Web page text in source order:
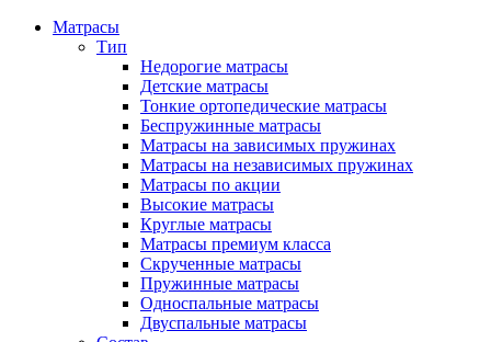
Матрасы
Тип
Недорогие матрасы
Детские матрасы
Тонкие ортопедические матрасы
Беспружинные матрасы
Матрасы на зависимых пружинах
Матрасы на независимых пружинах
Матрасы по акции
Высокие матрасы
Круглые матрасы
Матрасы премиум класса
Скрученные матрасы
Пружинные матрасы
Односпальные матрасы
Двуспальные матрасы